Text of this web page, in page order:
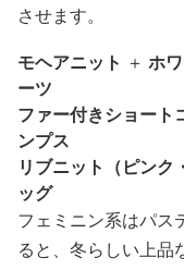
させます。
モヘアニット ＋ ホ
ーツ
ファー付きショート
ンプス
リブニット（ピンク
ッグ
フェミニン系はパス
ると、冬らしい上品